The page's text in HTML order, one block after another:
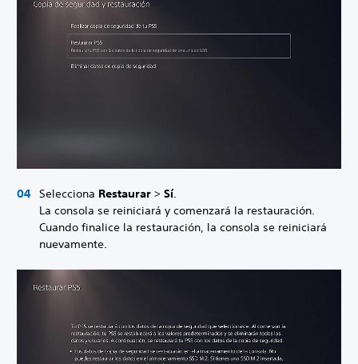
Selecciona Restaurar > Sí.
La consola se reiniciará y comenzará la restauración.
Cuando finalice la restauración, la consola se reiniciará
nuevamente.